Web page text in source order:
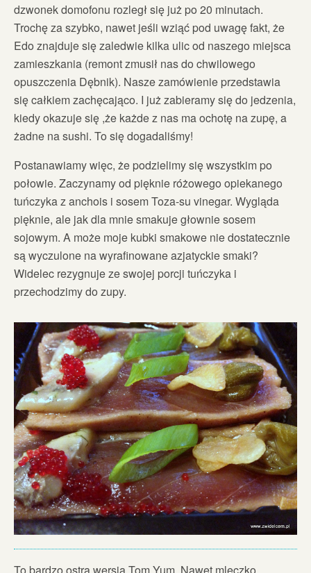
dzwonek domofonu rozległ się już po 20 minutach.
Trochę za szybko, nawet jeśli wziąć pod uwagę fakt, że
Edo znajduje się zaledwie kilka ulic od naszego miejsca
zamieszkania (remont zmusił nas do chwilowego
opuszczenia Dębnik). Nasze zamówienie przedstawia
się całkiem zachęcająco. I już zabieramy się do jedzenia,
kiedy okazuje się ,że każde z nas ma ochotę na zupę, a
żadne na sushi. To się dogadaliśmy!
Postanawiamy więc, że podzielimy się wszystkim po
połowie. Zaczynamy od pięknie różowego opiekanego
tuńczyka z anchois i sosem Toza-su vinegar. Wygląda
pięknie, ale jak dla mnie smakuje głownie sosem
sojowym. A może moje kubki smakowe nie dostatecznie
są wyczulone na wyrafinowane azjatyckie smaki?
Widelec rezygnuje ze swojej porcji tuńczyka i
przechodzimy do zupy.
To bardzo ostra wersja Tom Yum. Nawet mleczko